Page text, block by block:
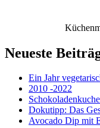
Neueste
Ein Jahr
2010 -2022
Dokutipp: Das
Avocado Dip mit